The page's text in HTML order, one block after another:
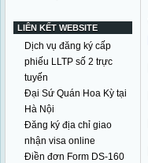
LIÊN KẾT WEBSITE
Dịch vụ đăng ký cấp
phiếu LLTP số 2 trực
tuyến
Đại Sứ Quán Hoa Kỳ tại
Hà Nội
Đăng ký địa chỉ giao
nhận visa online
Điền đơn Form DS-160